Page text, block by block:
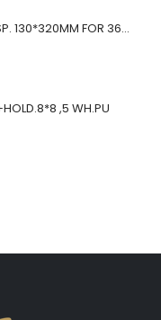
BERNS ACR.OHRRINGE DISP. 130*320MM FOR 36 PAIRS
,5 WH.PU